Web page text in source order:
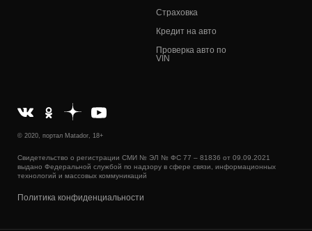
Страховка
Кредит на авто
Проверка авто по
VIN
© 2020, портал Matador, 18+
Свидетельство о регистрации СМИ № ЭЛ № ФС 77 – 81836 от 09.09.2021
выдано Федеральной службой по надзору в сфере связи, информационных
технологий и массовых коммуникаций
Политика конфиденциальности